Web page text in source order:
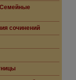
Семейные
сочинений